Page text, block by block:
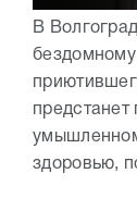
В
здоровью,